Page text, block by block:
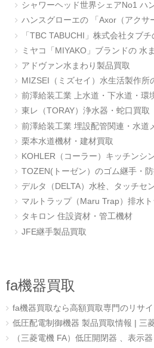
シャワーヘッド世界シェアNo1
ハンスグローエの 「Axor（アクサ
「TBC TABUCHI」株式会社タブ
ミヤコ「MIYAKO」ブランドの 水
アドヴァン水まわり製品買取
MIZSEI（ミズセイ）水生活製作所
前澤給装工業 上水道・下水道・環
東レ（TORAY）浄水器・蛇口買取
前澤給装工業 埋設配管関連・水道
栗本水道機材・建材買取
KOHLER（コーラー）キッチンシ
TOZEN(トーゼン）のゴム継手・
デルタ（DELTA）水栓、タッチセ
マルトラップ（Maru Trap）排水
タキロン 住設資材・管工機材
JFE継手製品買取
fa機器買取
fa機器買取なら高額買取専門のリサ
低圧配電制御機器 製品買取情報 | 三
（三菱電機 FA）低圧開閉器 、表示